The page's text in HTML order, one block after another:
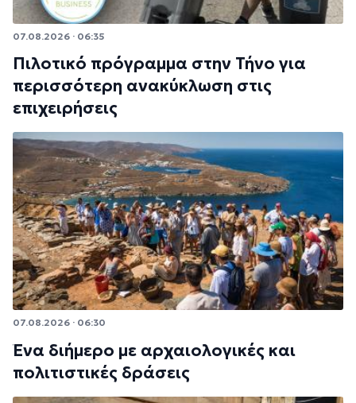
07.08.2026 · 06:35
Πιλοτικό πρόγραμμα στην Τήνο για
περισσότερη ανακύκλωση στις
επιχειρήσεις
07.08.2026 · 06:30
Ένα διήμερο με αρχαιολογικές και
πολιτιστικές δράσεις